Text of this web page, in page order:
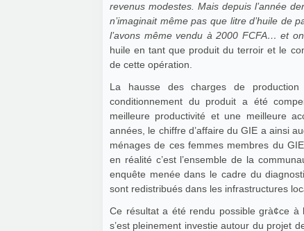
revenus modestes. Mais depuis l’année
n’imaginait même pas que litre d’huile de
l’avons même vendu à 2000 FCFA… et
huile en tant que produit du terroir et le
de cette opération.
La hausse des charges de
conditionnement du produit a été
meilleure productivité et une meilleure
années, le chiffre d’affaire du GIE a ainsi
ménages de ces femmes membres du
en réalité c’est l’ensemble de la
enquête menée dans le cadre du
sont redistribués dans les infrastructures
Ce résultat a été rendu possible grà¢ce
s’est pleinement investie autour du projet